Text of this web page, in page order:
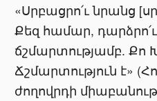
«Սրբացրո՛ւ նրանց
Քեզ համար,
ճշմարտությամբ. Քո
Ճշմարտություն է»
ժողովրդի